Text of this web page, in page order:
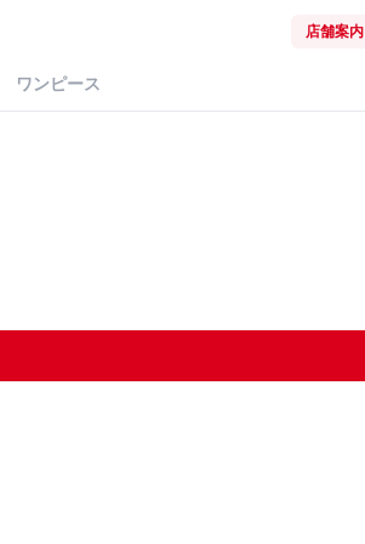
店舗案内
ワンピース